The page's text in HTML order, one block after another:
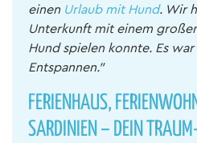
einen Urlaub mit Hund. Wir
Unterkunft mit einem
Hund spielen konnte. Es
Entspannen."
FERIENHAUS,
SARDINIEN – DEIN